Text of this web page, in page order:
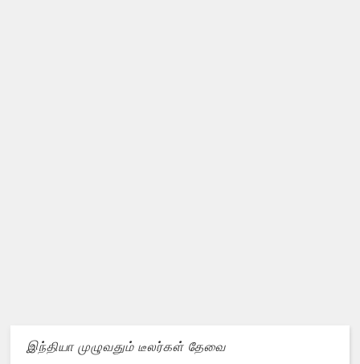
இந்தியா முழுவதும் டீலர்கள் தேவை